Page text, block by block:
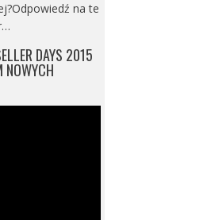
na te
DAYS 2015
NOWYCH